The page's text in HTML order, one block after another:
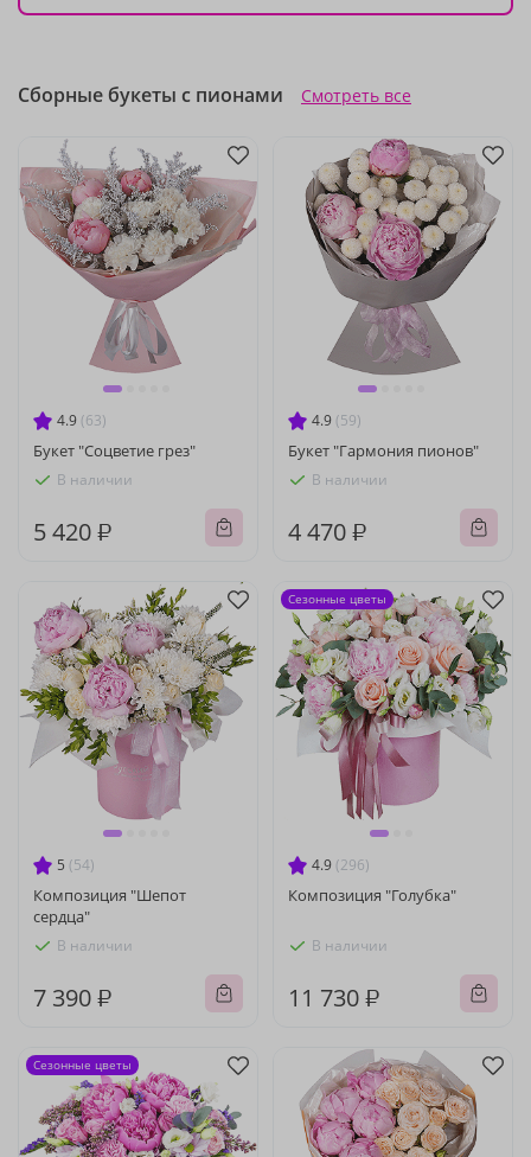
Сборные букеты с пионами Смотреть все
4.9 (63)
Букет "Соцветие грез"
В наличии
5 420 ₽
4.9 (59)
Букет "Гармония пионов"
В наличии
4 470 ₽
5 (54)
Композиция "Шепот
сердца"
В наличии
7 390 ₽
4.9 (296)
Композиция "Голубка"
В наличии
11 730 ₽
Сезонные цветы
Сезонные цветы